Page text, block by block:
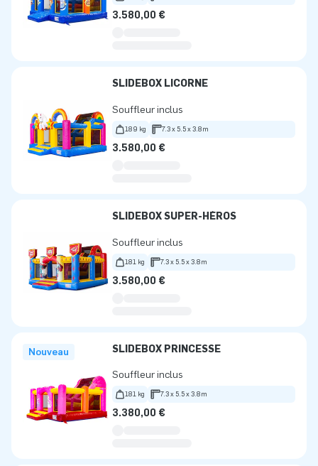
3.580,00 €
SLIDEBOX LICORNE
Souffleur inclus
189 kg 7.3 x 5.5 x 3.8m
3.580,00 €
SLIDEBOX SUPER-HÉROS
Souffleur inclus
181 kg 7.3 x 5.5 x 3.8m
3.580,00 €
Nouveau SLIDEBOX PRINCESSE
Souffleur inclus
181 kg 7.3 x 5.5 x 3.8m
3.380,00 €